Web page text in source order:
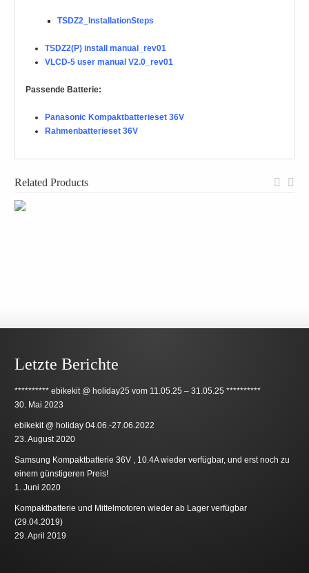
TSDZ2_InstallationSteps
TSDZ2(P) install manual_rev01
VLCD-5 user manual V2.0_rev01
Passende Batterie:
Panasonic Kompaktbatterieset 36V
Rahmenbatterieset 36V
Related Products
Letzte Berichte
********** ebikekit @ holiday25 vom 11.05.25 – 31.05.25 **********
30. Mai 2023
ebikekit @ holiday 04.06.-27.06.2022
23. August 2020
Samsung Kompaktbatterie 36V , 10.4A wieder verfügbar, und erst noch zu
einem günstigeren Preis!
1. Juni 2020
Kompaktbatterie und Mittelmotoren wieder ab Lager verfügbar
(29.04.2019)
29. April 2019